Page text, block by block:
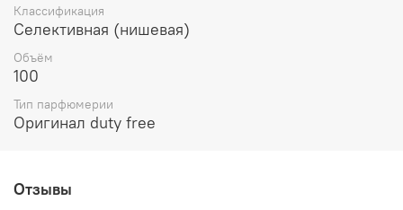
Классификация
Селективная (нишевая)
Объём
100
Тип парфюмерии
Оригинал duty free
Отзывы